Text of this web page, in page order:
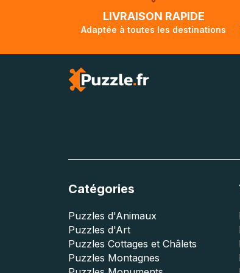
lorsque
LIVRAISON RAPIDE
Adaptée à toutes les destinations
Catégories
Puzzles d'Animaux
Puzzles d'Art
Puzzles Cottages et Châlets
Puzzles Montagnes